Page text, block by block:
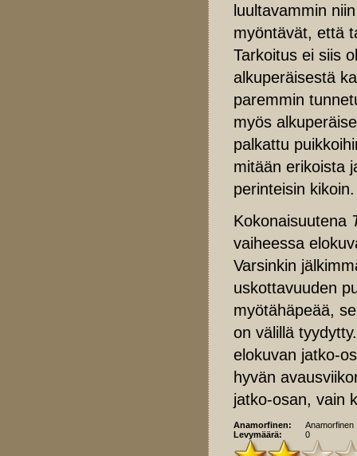
luultavammin
myöntävät, että
Tarkoitus ei siis
alkuperäisestä
paremmin
myös
palkattu
mitään erikoista
perinteisin kikoin.
Kokonaisuutena
vaiheessa
Varsinkin
uskottavuuden
myötähäpeää,
on välillä
elokuvan jatko-
hyvän
jatko-osan, vain
Anamorfinen:
Anamorfinen
Levymäärä:
0